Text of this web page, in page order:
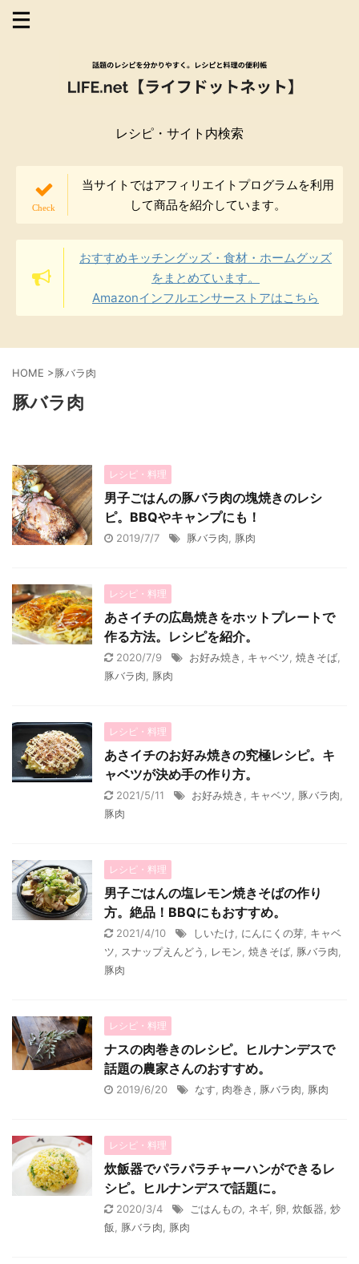
レシピ・サイト内検索
当サイトではアフィリエイトプログラムを利用
して商品を紹介しています。
おすすめキッチングッズ・食材・ホームグッズ
をまとめています。
Amazonインフルエンサーストアはこちら
HOME >豚バラ肉
豚バラ肉
レシピ・料理
男子ごはんの豚バラ肉の塊焼きのレシ
ピ。BBQやキャンプにも！
2019/7/7 豚バラ肉 豚肉
レシピ・料理
あさイチの広島焼きをホットプレートで
作る方法。レシピを紹介。
2020/7/9 お好み焼き キャベツ 焼きそば
豚バラ肉
豚肉
レシピ・料理
あさイチのお好み焼きの究極レシピ。キ
ャベツが決め手の作り方。
2021/5/11 お好み焼き キャベツ 豚バラ肉
豚肉
レシピ・料理
男子ごはんの塩レモン焼きそばの作り
方。絶品！BBQにもおすすめ。
2021/4/10 しいたけ にんにくの芽 キャベ
ツ
スナップえんどう レモン 焼きそば 豚バラ肉
豚肉
レシピ・料理
ナスの肉巻きのレシピ。ヒルナンデスで
話題の農家さんのおすすめ。
2019/6/20 なす 肉巻き 豚バラ肉 豚肉
レシピ・料理
炊飯器でパラパラチャーハンができるレ
シピ。ヒルナンデスで話題に。
2020/3/4 ごはんもの ネギ 卵 炊飯器 炒
飯
豚バラ肉 豚肉